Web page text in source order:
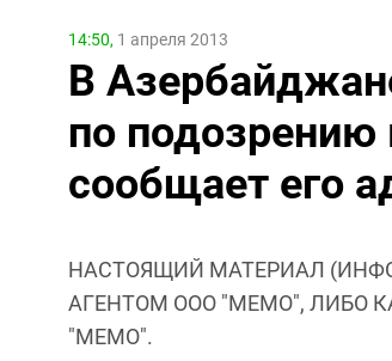
14:50, 1 апреля 2013
В
по подозрению
сообщает его
НАСТОЯЩИЙ МАТЕРИАЛ
АГЕНТОМ ООО "МЕМО", ЛИБО
"МЕМО".